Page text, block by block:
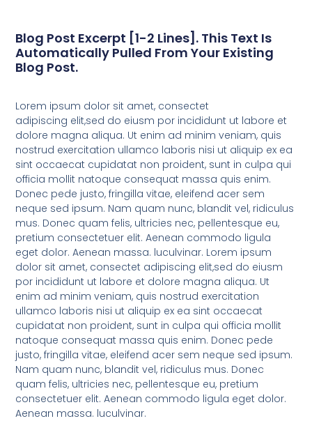
Blog Post Excerpt [1-2 Lines]. This Text Is
Automatically Pulled From Your Existing
Blog Post.
Lorem ipsum dolor sit amet, consectet
adipiscing elit,sed do eiusm por incididunt ut labore et
dolore magna aliqua. Ut enim ad minim veniam, quis
nostrud exercitation ullamco laboris nisi ut aliquip ex ea
sint occaecat cupidatat non proident, sunt in culpa qui
officia mollit natoque consequat massa quis enim.
Donec pede justo, fringilla vitae, eleifend acer sem
neque sed ipsum. Nam quam nunc, blandit vel, ridiculus
mus. Donec quam felis, ultricies nec, pellentesque eu,
pretium consectetuer elit. Aenean commodo ligula
eget dolor. Aenean massa. luculvinar. Lorem ipsum
dolor sit amet, consectet adipiscing elit,sed do eiusm
por incididunt ut labore et dolore magna aliqua. Ut
enim ad minim veniam, quis nostrud exercitation
ullamco laboris nisi ut aliquip ex ea sint occaecat
cupidatat non proident, sunt in culpa qui officia mollit
natoque consequat massa quis enim. Donec pede
justo, fringilla vitae, eleifend acer sem neque sed ipsum.
Nam quam nunc, blandit vel, ridiculus mus. Donec
quam felis, ultricies nec, pellentesque eu, pretium
consectetuer elit. Aenean commodo ligula eget dolor.
Aenean massa. luculvinar.